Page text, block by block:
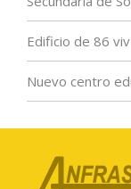
Edificio de 86
Nuevo centro